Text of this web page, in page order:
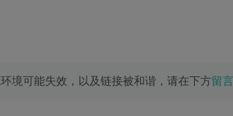
环境可能失效，以及链接被和谐，请在下方留言